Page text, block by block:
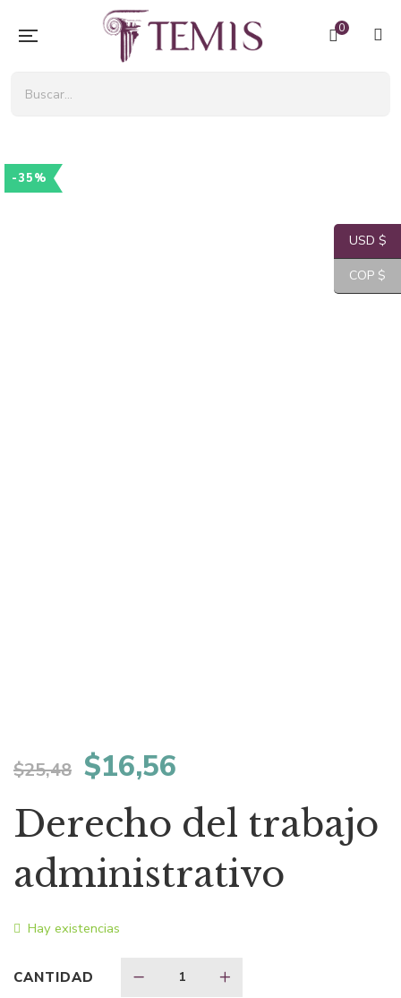
0
-35%
$25,48 El
precio
original
era:
$25,48.
$16,56
precio
actual
es:
Derecho del trabajo
administrativo
Hay existencias
CANTIDAD
USD $
COP $